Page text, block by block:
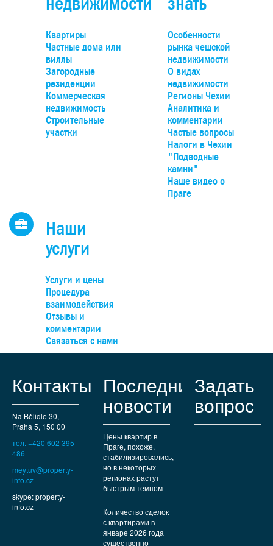
(бывшее церковное имущество) было построено в 1798
архитектурным или культурным памятником не
Площадь застройки 270 м2. Рядом (1 км) пограничный
переход Развадов в Германию.
Квартиры
Частные дома или
виллы
Загородные
резиденции
Коммерческая
недвижимость
Строительные
участки
Особенности
рынка чешской
недвижимости
О видах
недвижимости
Регионы Чехии
Аналитика и
комментарии
Частые вопросы
Налоги в Чехии
"Подводные
камни"
Наше видео о
Праге
Наши
услуги
Услуги и цены
Процедура
взаимодействия
Отзывы и
комментарии
Связаться с нами
Контакты
Na Bělidle 30,
Praha 5, 150 00
тел. +420 602 395
486
meytuv@property-
info.cz
skype: property-
info.cz
Последние
новости
Цены квартир в
Праге, похоже,
стабилизировались,
но в некоторых
регионах растут
быстрым темпом
Количество сделок
с квартирами в
январе 2026 года
существенно
Задать
вопрос